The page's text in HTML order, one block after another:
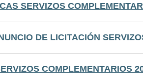
SERVIZOS
DE LICITACIÓN
COMPLEMENTARIOS